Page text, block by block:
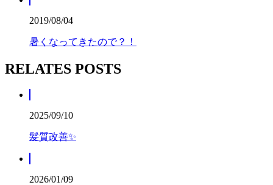
2019/08/04
暑くなってきたので？！
RELATES POSTS
2025/09/10
髪質改善✨
2026/01/09